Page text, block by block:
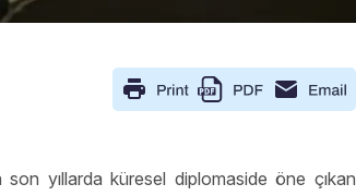
son yıllarda küresel diplomaside öne çıkan